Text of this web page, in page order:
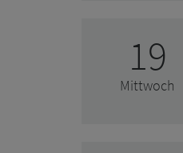
19
Mittwoch